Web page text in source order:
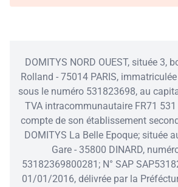
DOMITYS NORD OUEST, située 3,
Rolland - 75014 PARIS, immatriculée
sous le numéro 531823698, au
TVA intracommunautaire FR71
compte de son établissement
DOMITYS La Belle Epoque; située
Gare - 35800 DINARD,
53182369800281; N° SAP
01/01/2016, délivrée par la